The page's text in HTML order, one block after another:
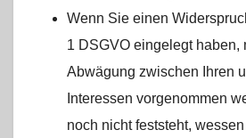
Wenn Sie einen
1 DSGVO eingelegt haben,
Abwägung zwischen Ihren
Interessen vorgenommen
noch nicht feststeht,